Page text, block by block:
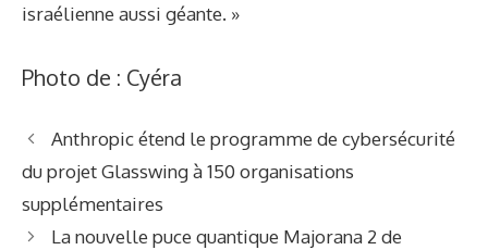
israélienne aussi géante. »
Photo de : Cyéra
Anthropic étend le programme de cybersécurité
du projet Glasswing à 150 organisations
supplémentaires
La nouvelle puce quantique Majorana 2 de